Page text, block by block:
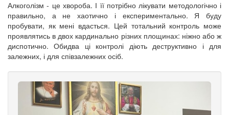
Алкоголізм - це хвороба. І її потрібно лікувати методологічно і
правильно, а не хаотично і експериментально. Я буду
пробувати, як мені вдасться. Цей тотальний контроль може
проявлятись в двох кардинально різних площинах: ніжно або ж
диспотично. Обидва ці контролі діють деструктивно і для
залежних, і для співзалежних осіб.